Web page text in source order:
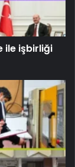
ile işbirliği